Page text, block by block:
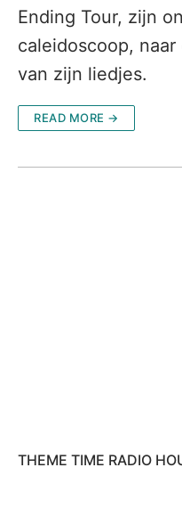
Ending Tour, zijn
caleidoscoop,
van zijn liedjes.
READ MORE →
THEME TIME RADIO